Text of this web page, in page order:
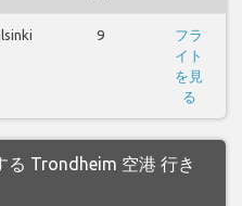
9
フラ
イト
を見
る
Trondheim 空港 行き